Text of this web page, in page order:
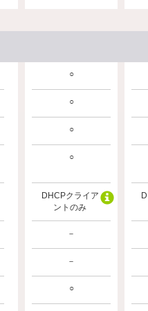
○
○
○
○
DHCPクライア
ントのみ
－
－
○